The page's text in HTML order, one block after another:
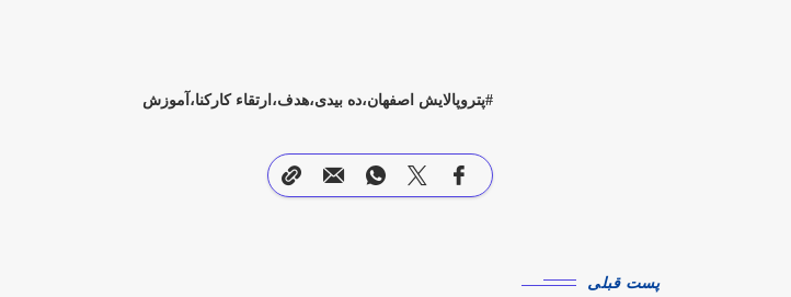
پتروپالایش اصفهان،ده بیدی،هدف،ارتقاء کارکنا،آموزش
پست قبلی